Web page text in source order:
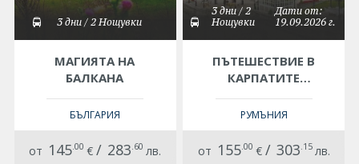
3 дни / 2 Нощувки
МАГИЯТА НА
БАЛКАНА
БЪЛГАРИЯ
от 145 .00 €/ 283 .60 лв.
3 дни / 2
Нощувки
Дати от:
19.09.2026 г.
ПЪТЕШЕСТВИЕ В
КАРПАТИТЕ
ИСТОРИЯ
РУМЪНИЯ
от 155 .00 € / 303 .15 лв.